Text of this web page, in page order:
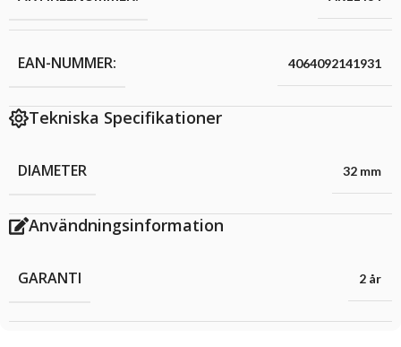
EAN-NUMMER: 4064092141931
Tekniska Specifikationer
DIAMETER 32 mm
Användningsinformation
GARANTI 2 år